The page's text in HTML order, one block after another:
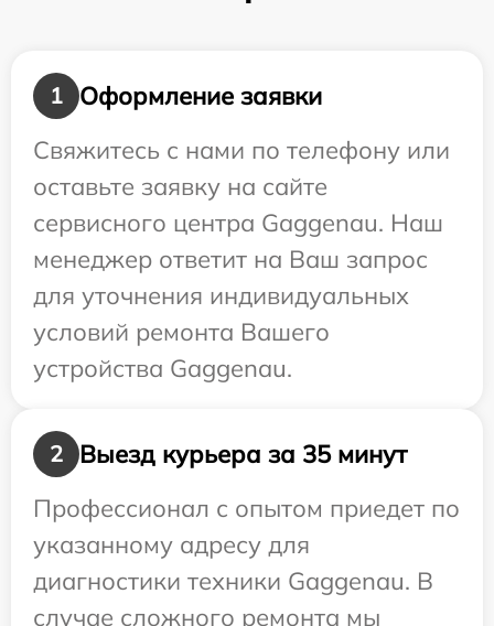
1
Оформление заявки
Свяжитесь с нами по телефону или
оставьте заявку на сайте
сервисного центра Gaggenau. Наш
менеджер ответит на Ваш запрос
для уточнения индивидуальных
условий ремонта Вашего
устройства Gaggenau.
2
Выезд курьера за 35 минут
Профессионал с опытом приедет по
указанному адресу для
диагностики техники Gaggenau. В
случае сложного ремонта мы